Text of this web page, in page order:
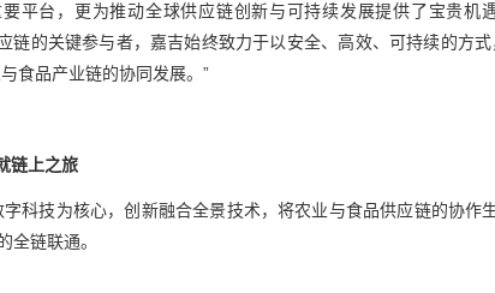
平台，更为推动全球供应链创新与可持续发展提供了宝贵机
链的关键参与者，嘉吉始终致力于以安全、高效、可持续的方
食品产业链的协同发展。”
链上之旅
科技为核心，创新融合全景技术，将农业与食品供应链的协作
全链联通。